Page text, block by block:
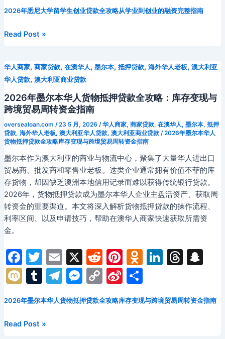
房
投
业
的
面
融
资
指
e
b
o
k
er l
di e o
s
ni
e a p
at
i
m
bl
e
m
s
n
g
er
p
n
a
b
2026年悉尼大学留学生创业贷款全攻略从学业到创业的融资完整指南
2026
尼
大
学
留
生
创
业
贷
款
全
攻
略：
从
业
到
创
业
的
资
Read Post »
华人商家, 商家贷款, 在澳华人, 墨尔本, 抵押贷款, 海外华人老板, 澳大利亚
华人贷款, 澳大利亚商业贷款
2026年墨尔本华人货物抵押贷款全攻略：库存变现与
跨境贸易周转资金指南
oversealoan.com /23 5 月, 2026 /华人商家, 商家贷款, 在澳华人 , 墨尔本, 抵押
贷款, 海外华人老板, 澳大利亚华人贷款, 澳大利亚商业贷款/2026年墨尔本华人
货物抵押贷款全攻略库存变现与跨境贸易周转资金指南
墨尔本作为澳大利亚的商业与物流中心，聚集了大量华人进出口
贸易商、批发商和零售业老板。这类企业通常拥有价值不菲的库
存货物，却因缺乏澳洲本地信用记录而难以获得传统银行贷款。
2026年，货物抵押贷款成为墨尔本华人企业主盘活资产、获取周
转资金的重要渠道。本文将深入解析货物抵押贷款的操作流程、
利率区间、以及申请技巧，帮助在澳华人商家快速获取所需资
金。
F
a
c
e
b
T
w
itt
er
E
m
ai
l
X R
e
d
di
Pi
nt
er
e
O
d
n
o
Li
e
T
a
S
p
M
i
T
u
m
bl
T
el
e
M
e
s
C
p
Si
a
分
享
2026年墨尔本华人货物抵押贷款全攻略库存变现与跨境贸易周转资金指南
2026
Read Post »